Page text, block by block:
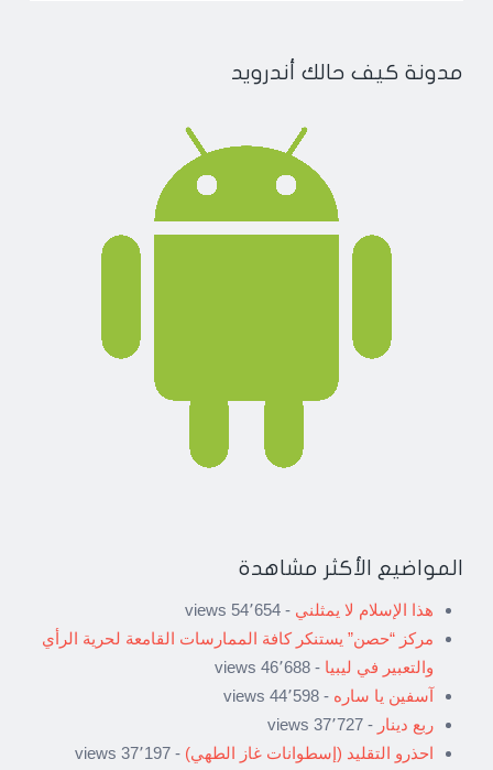
مدونة كيف حالك أندرويد
المواضيع الأكثر مشاهدة
هذا الإسلام لا يمثلني - 54٬654 views
مركز “حصن” يستنكر كافة الممارسات القامعة لحرية الرأي
والتعبير في ليبيا - 46٬688 views
آسفين يا ساره - 44٬598 views
ربع دينار - 37٬727 views
احذرو التقليد (إسطوانات غاز الطهي) - 37٬197 views